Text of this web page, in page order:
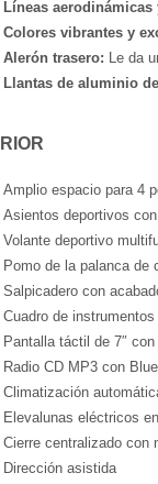
Líneas aerodinámicas
Colores vibrantes y
Alerón trasero: Le da
Llantas de aluminio
Amplio espacio para 4
Asientos deportivos
Volante deportivo
Pomo de la palanca de
Salpicadero con
Cuadro de
Pantalla táctil de 7″
Radio CD MP3 con
Climatización
Elevalunas eléctricos
Cierre centralizado con
Dirección asistida